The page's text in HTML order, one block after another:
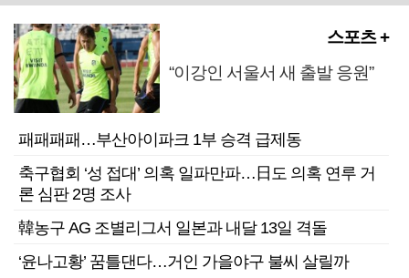
스포츠 +
“이강인 서울서 새 출발 응원”
패패패패…부산아이파크 1부 승격 급제동
축구협회 ‘성 접대’ 의혹 일파만파…日도 의혹 연루 거
론 심판 2명 조사
韓농구 AG 조별리그서 일본과 내달 13일 격돌
‘윤나고황’ 꿈틀댄다…거인 가을야구 불씨 살릴까